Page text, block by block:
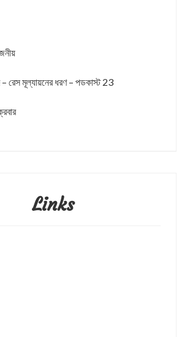
রেস মূল্যায়নের ধরণ – পডকাস্ট 23
Links